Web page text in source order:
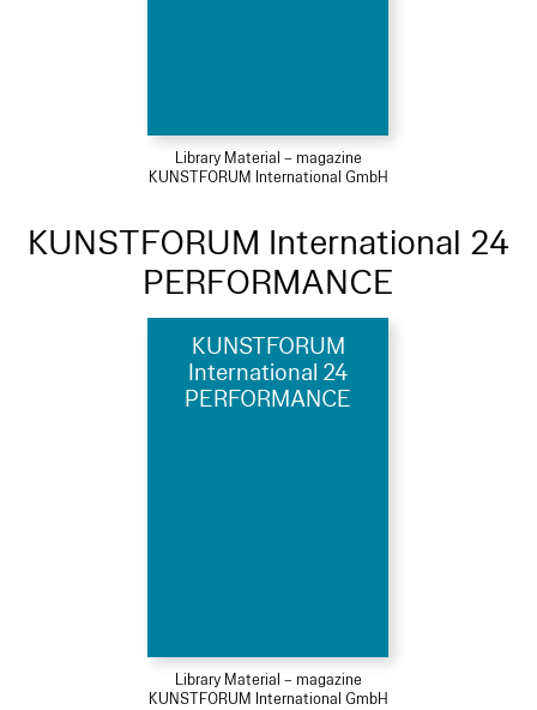
Library Material – magazine
KUNSTFORUM International GmbH
KUNSTFORUM International 24
PERFORMANCE
KUNSTFORUM
International 24
PERFORMANCE
Library Material – magazine
KUNSTFORUM International GmbH